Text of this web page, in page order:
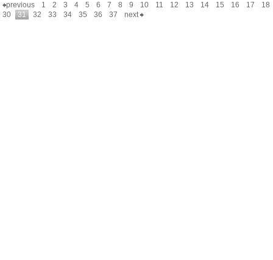
previous 1 2 3 4 5 6 7 8 9 10 11 12 13 14 15 16 17
18
30
31 32 33 34 35 36 37 next